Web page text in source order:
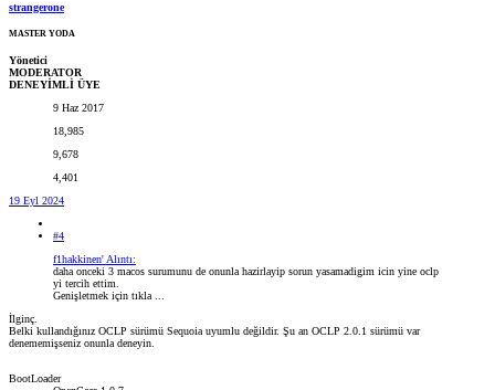
strangerone
MASTER YODA
Yönetici
MODERATOR
DENEYİMLİ ÜYE
9 Haz 2017
18,985
9,678
4,401
19 Eyl 2024
#4
f1hakkinen' Alıntı:
daha onceki 3 macos surumunu de onunla hazirlayip sorun yasamadigim icin yine oclp
yi tercih ettim.
Genişletmek için tıkla ...
İlginç.
Belki kullandığınız OCLP sürümü Sequoia uyumlu değildir. Şu an OCLP 2.0.1 sürümü var
denememişseniz onunla deneyin.
BootLoader